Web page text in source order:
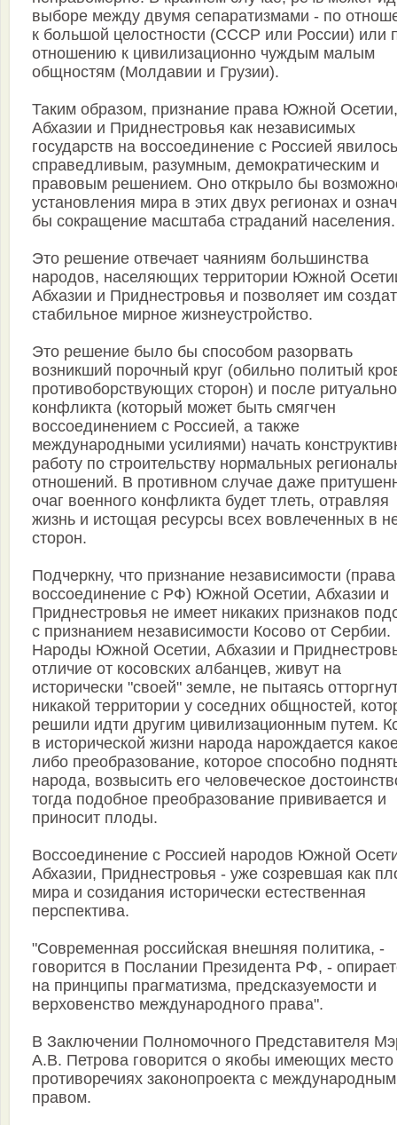
выборе между двумя сепаратизмами - по
к большой целостности (СССР или России) или
отношению к цивилизационно чуждым малым
общностям (Молдавии и Грузии).
Таким образом, признание права Южной Осетии,
Абхазии и Приднестровья как независимых
государств на воссоединение с Россией
справедливым, разумным, демократическим и
правовым решением. Оно открыло бы
установления мира в этих двух регионах и
бы сокращение масштаба страданий населения.
Это решение отвечает чаяниям большинства
народов, населяющих территории Южной
Абхазии и Приднестровья и позволяет им
стабильное мирное жизнеустройство.
Это решение было бы способом разорвать
возникший порочный круг (обильно политый
противоборствующих сторон) и после
конфликта (который может быть смягчен
воссоединением с Россией, а также
международными усилиями) начать
работу по строительству нормальных
отношений. В противном случае даже
очаг военного конфликта будет тлеть, отравляя
жизнь и истощая ресурсы всех вовлеченных в
сторон.
Подчеркну, что признание независимости
воссоединение с РФ) Южной Осетии, Абхазии и
Приднестровья не имеет никаких признаков
с признанием независимости Косово от Сербии.
Народы Южной Осетии, Абхазии и
отличие от косовских албанцев, живут на
исторически "своей" земле, не пытаясь
никакой территории у соседних общностей,
решили идти другим цивилизационным путем.
в исторической жизни народа нарождается
либо преобразование, которое способно
народа, возвысить его человеческое
тогда подобное преобразование прививается и
приносит плоды.
Воссоединение с Россией народов Южной
Абхазии, Приднестровья - уже созревшая как
мира и созидания исторически естественная
перспектива.
"Современная российская внешняя политика, -
говорится в Послании Президента РФ, -
на принципы прагматизма, предсказуемости и
верховенство международного права".
В Заключении Полномочного Представителя
А.В. Петрова говорится о якобы имеющих место
противоречиях законопроекта с международным
правом.